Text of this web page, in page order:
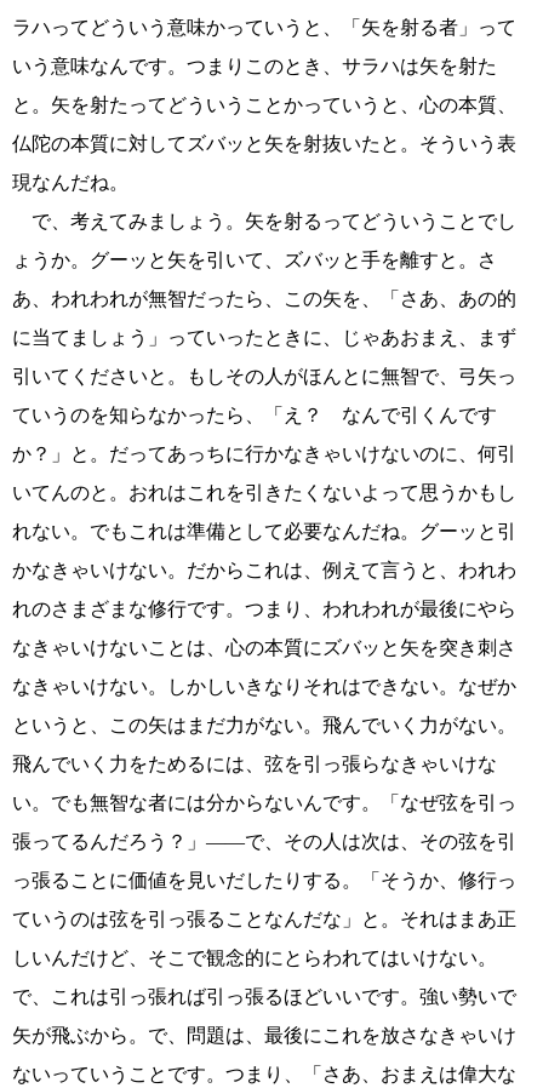
ラハってどういう意味かっていうと、「矢を射る者」って
いう意味なんです。つまりこのとき、サラハは矢を射た
と。矢を射たってどういうことかっていうと、心の本質、
仏陀の本質に対してズバッと矢を射抜いたと。そういう表
現なんだね。
で、考えてみましょう。矢を射るってどういうことでし
ょうか。グーッと矢を引いて、ズバッと手を離すと。さ
あ、われわれが無智だったら、この矢を、「さあ、あの的
に当てましょう」っていったときに、じゃあおまえ、まず
引いてくださいと。もしその人がほんとに無智で、弓矢っ
ていうのを知らなかったら、「え？ なんで引くんです
か？」と。だってあっちに行かなきゃいけないのに、何引
いてんのと。おれはこれを引きたくないよって思うかもし
れない。でもこれは準備として必要なんだね。グーッと引
かなきゃいけない。だからこれは、例えて言うと、われわ
れのさまざまな修行です。つまり、われわれが最後にやら
なきゃいけないことは、心の本質にズバッと矢を突き刺さ
なきゃいけない。しかしいきなりそれはできない。なぜか
というと、この矢はまだ力がない。飛んでいく力がない。
飛んでいく力をためるには、弦を引っ張らなきゃいけな
い。でも無智な者には分からないんです。「なぜ弦を引っ
張ってるんだろう？」――で、その人は次は、その弦を引
っ張ることに価値を見いだしたりする。「そうか、修行っ
ていうのは弦を引っ張ることなんだな」と。それはまあ正
しいんだけど、そこで観念的にとらわれてはいけない。
で、これは引っ張れば引っ張るほどいいです。強い勢いで
矢が飛ぶから。で、問題は、最後にこれを放さなきゃいけ
ないっていうことです。つまり、「さあ、おまえは偉大な